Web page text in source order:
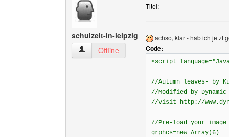
schulzeit-in-leipzig
schulzeit-in-leipzig Benutzer-Profile anzeigen
Offline
Titel:
achso, klar - hab ich jetzt
Code:
<script
//Autumn leaves- by
//Modified by
//visit http://
//Pre-load your image
grphcs=new Array(6)